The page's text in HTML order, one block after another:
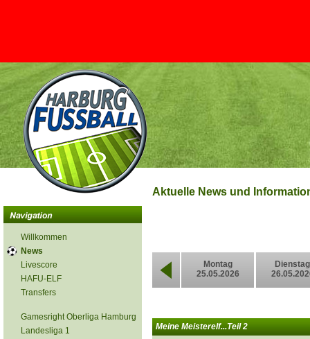
Willkommen
News
Livescore
HAFU-ELF
Transfers
Gamesright Oberliga Hamburg
Landesliga 1
Aktuelle News und
Montag
25.05.2026
Dienstag
Meine Meisterelf...Teil 2